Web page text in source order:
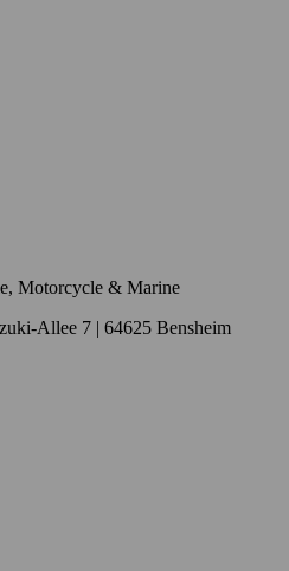
Motorcycle & Marine
Allee 7 | 64625 Bensheim